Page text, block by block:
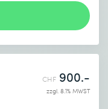
CHF 900.-
zzgl. 8.1% MWST